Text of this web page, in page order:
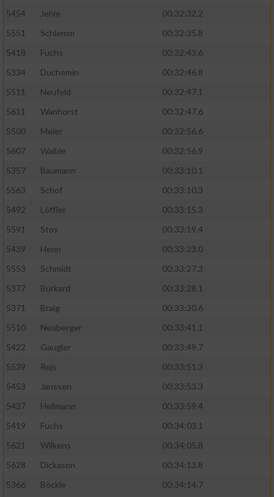
5454
Jehle
00:32:32.2
5551
Schlemm
00:32:35.8
5418
Fuchs
00:32:43.6
5334
Duchemin
00:32:46.8
5511
Neufeld
00:32:47.1
5611
Wanhorst
00:32:47.6
5500
Meier
00:32:56.6
5607
Waible
00:32:56.9
5357
Baumann
00:33:10.1
5563
Schof
00:33:10.3
5492
Löffler
00:33:15.3
5591
Stoy
00:33:19.4
5439
Henn
00:33:23.0
5553
Schmidt
00:33:27.3
5377
Burkard
00:33:28.1
5371
Braig
00:33:30.6
5510
Neuberger
00:33:41.1
5422
Gaugler
00:33:49.7
5539
Rojs
00:33:51.3
5453
Janssen
00:33:53.3
5437
Hellmann
00:33:59.4
5419
Fuchs
00:34:03.1
5621
Wilkens
00:34:05.8
5628
Dickason
00:34:13.8
5366
Böckle
00:34:14.7